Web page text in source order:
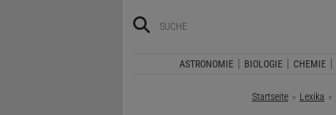
ASTRONOMIE BIOLOGIE CHEMIE
Startseite Lexika